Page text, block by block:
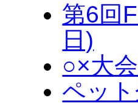
第6回
日)
○×大
ペッ